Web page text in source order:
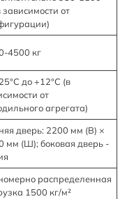
зависимости от
4500 кг
до +12°C (в
от
агрегата)
дверь: 2200 мм (В) ×
мм (Ш); боковая дверь -
распределенная
1500 кг/м²